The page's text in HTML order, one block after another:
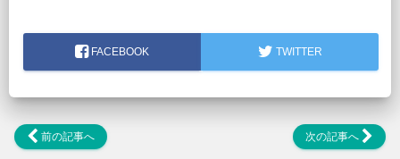
FACEBOOK TWITTER
前の記事へ 次の記事へ